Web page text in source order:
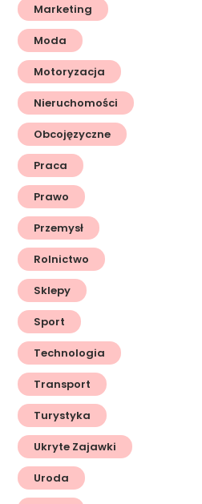
Marketing
Moda
Motoryzacja
Nieruchomości
Obcojęzyczne
Praca
Prawo
Przemysł
Rolnictwo
Sklepy
Sport
Technologia
Transport
Turystyka
Ukryte Zajawki
Uroda